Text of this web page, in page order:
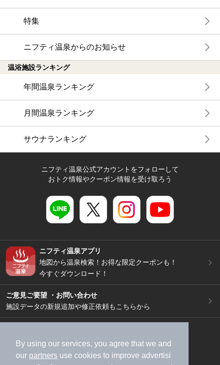
By using our services, you agree that we and
our partners use cookies to improve advertisi
特集
ニフティ温泉からのお知らせ
温浴施設ランキング
年間温泉ランキング
月間温泉ランキング
サウナランキング
ニフティ温泉公式アカウントをフォローして
おトク情報やクーポン情報を受け取ろう
ニフティ温泉アプリ
地図から温泉検索！お得な限定クーポンも！
今すぐダウンロード！
ご意見ご要望 ・お問い合わせ
施設データの新規追加や修正依頼もこちらから
加盟店募集（資料請求）
広告出稿のご案内
利用規約
ライフスタイルMEMBERS+規約